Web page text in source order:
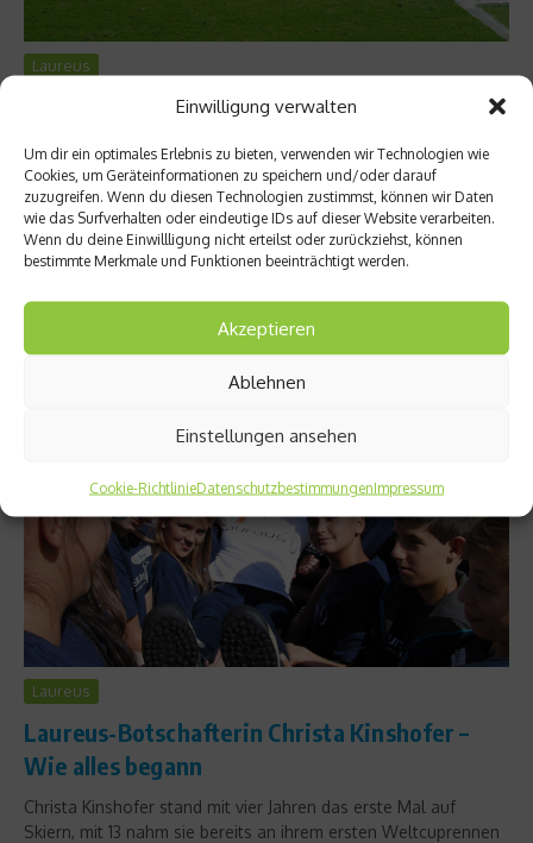
Einwilligung verwalten
Um dir ein optimales Erlebnis zu bieten, verwenden wir Technologien wie
Cookies, um Geräteinformationen zu speichern und/oder darauf
zuzugreifen. Wenn du diesen Technologien zustimmst, können wir Daten
wie das Surfverhalten oder eindeutige IDs auf dieser Website verarbeiten.
Wenn du deine Einwillligung nicht erteilst oder zurückziehst, können
bestimmte Merkmale und Funktionen beeinträchtigt werden.
Akzeptieren
Ablehnen
Einstellungen ansehen
Cookie-RichtlinieDatenschutzbestimmungenImpressum
Laureus
Laureus-Botschafter Jens Lehmann – Wie alles
begann
Jens Lehmann ist seit 2012 Laureus-Botschafter und setzt sich
für benachteiligte Jugendliche ein. Er selbst begann im Alter
von vier Jahren mit dem Fußball spielen, mit 17 wurde er vom
FC Schalke 04 verpflichtet. Im Interview spricht er über seine
besonders engagiert....
Weiterlesen
Laureus
Laureus-Botschafterin Christa Kinshofer –
Wie alles begann
Christa Kinshofer stand mit vier Jahren das erste Mal auf
Skiern, mit 13 nahm sie bereits an ihrem ersten Weltcuprennen